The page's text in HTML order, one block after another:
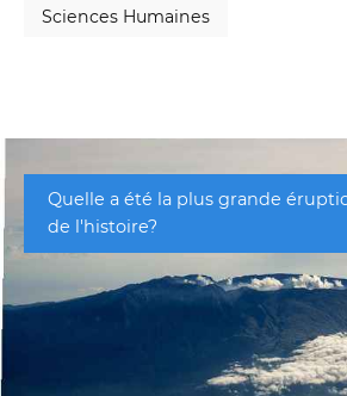
Sciences Humaines
Quelle a été la plus grande
de l'histoire?